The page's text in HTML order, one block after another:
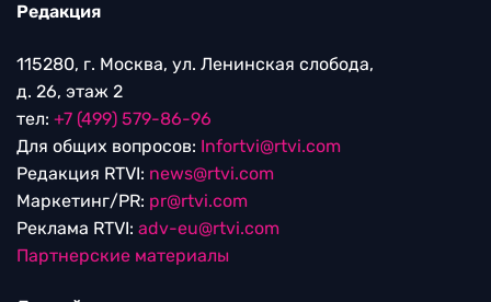
Редакция
115280, г. Москва, ул. Ленинская слобода,
д. 26, этаж 2
тел: +7 (499) 579-86-96
Для общих вопросов: Infortvi@rtvi.com
Редакция RTVI: news@rtvi.com
Маркетинг/PR: pr@rtvi.com
Реклама RTVI: adv-eu@rtvi.com
Партнерские материалы